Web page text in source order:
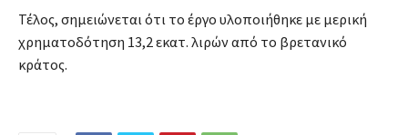
Τέλος, σημειώνεται ότι το έργο υλοποιήθηκε με μερική
χρηματοδότηση 13,2 εκατ. λιρών από το βρετανικό
κράτος.